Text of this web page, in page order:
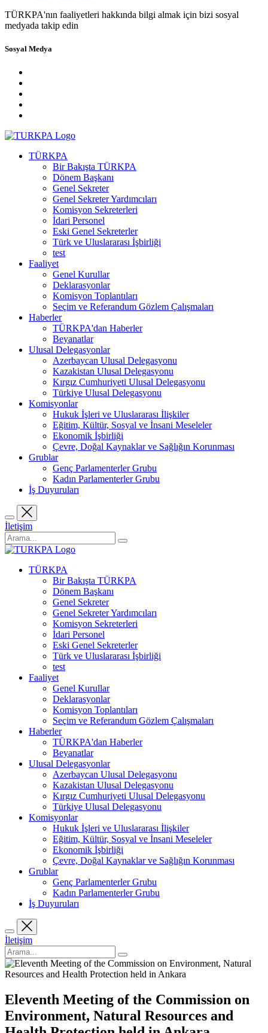
TÜRKPA'nın faaliyetleri hakkında bilgi almak için bizi sosyal
medyada takip edin
Sosyal Medya
TÜRKPA
Bir Bakışta TÜRKPA
Dönem Başkanı
Genel Sekreter
Genel Sekreter Yardımcıları
Komisyon Sekreterleri
İdari Personel
Eski Genel Sekreterler
Türk ve Uluslararası İşbirliği
test
Faaliyet
Genel Kurullar
Deklarasyonlar
Komisyon Toplantıları
Seçim ve Referandum Gözlem Çalışmaları
Haberler
TÜRKPA'dan Haberler
Beyanatlar
Ulusal Delegasyonlar
Azerbaycan Ulusal Delegasyonu
Kazakistan Ulusal Delegasyonu
Kırgız Cumhuriyeti Ulusal Delegasyonu
Türkiye Ulusal Delegasyonu
Komisyonlar
Hukuk İşleri ve Uluslararası İlişkiler
Eğitim, Kültür, Sosyal ve İnsani Meseleler
Ekonomik İşbirliği
Çevre, Doğal Kaynaklar ve Sağlığın Korunması
Grublar
Genç Parlamenterler Grubu
Kadın Parlamenterler Grubu
İş Duyuruları
İletişim
TÜRKPA
Bir Bakışta TÜRKPA
Dönem Başkanı
Genel Sekreter
Genel Sekreter Yardımcıları
Komisyon Sekreterleri
İdari Personel
Eski Genel Sekreterler
Türk ve Uluslararası İşbirliği
test
Faaliyet
Genel Kurullar
Deklarasyonlar
Komisyon Toplantıları
Seçim ve Referandum Gözlem Çalışmaları
Haberler
TÜRKPA'dan Haberler
Beyanatlar
Ulusal Delegasyonlar
Azerbaycan Ulusal Delegasyonu
Kazakistan Ulusal Delegasyonu
Kırgız Cumhuriyeti Ulusal Delegasyonu
Türkiye Ulusal Delegasyonu
Komisyonlar
Hukuk İşleri ve Uluslararası İlişkiler
Eğitim, Kültür, Sosyal ve İnsani Meseleler
Ekonomik İşbirliği
Çevre, Doğal Kaynaklar ve Sağlığın Korunması
Grublar
Genç Parlamenterler Grubu
Kadın Parlamenterler Grubu
İş Duyuruları
İletişim
Eleventh Meeting of the Commission on
Environment, Natural Resources and